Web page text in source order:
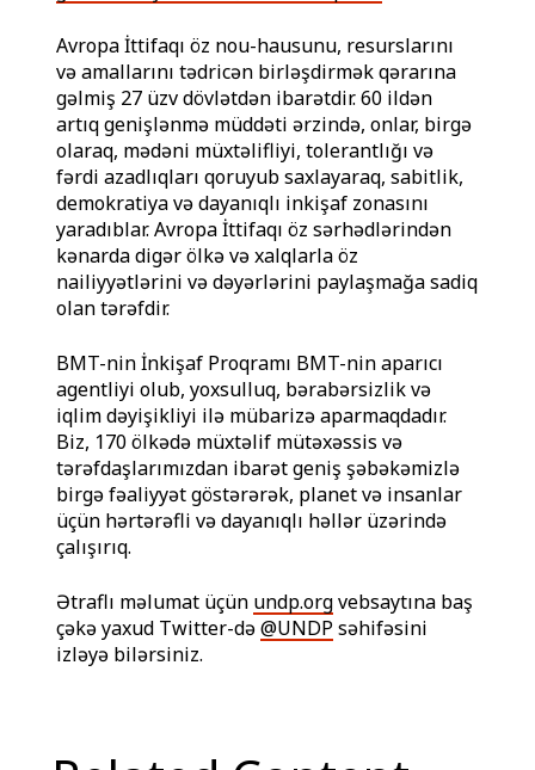
Avropa İttifaqı öz nou-hausunu, resurslarını
və amallarını tədricən birləşdirmək qərarına
gəlmiş 27 üzv dövlətdən ibarətdir. 60 ildən
artıq genişlənmə müddəti ərzində, onlar, birgə
olaraq, mədəni müxtəlifliyi, tolerantlığı və
fərdi azadlıqları qoruyub saxlayaraq, sabitlik,
demokratiya və dayanıqlı inkişaf zonasını
yaradıblar. Avropa İttifaqı öz sərhədlərindən
kənarda digər ölkə və xalqlarla öz
nailiyyətlərini və dəyərlərini paylaşmağa sadiq
olan tərəfdir.
BMT-nin İnkişaf Proqramı BMT-nin aparıcı
agentliyi olub, yoxsulluq, bərabərsizlik və
iqlim dəyişikliyi ilə mübarizə aparmaqdadır.
Biz, 170 ölkədə müxtəlif mütəxəssis və
tərəfdaşlarımızdan ibarət geniş şəbəkəmizlə
birgə fəaliyyət göstərərək, planet və insanlar
üçün hərtərəfli və dayanıqlı həllər üzərində
çalışırıq.
Ətraflı məlumat üçün undp.orgvebsaytına baş
çəkə yaxud Twitter-də@UNDP səhifəsini
izləyə bilərsiniz.